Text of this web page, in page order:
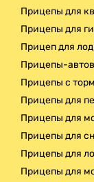
Прицепы для
Прицепы для
Прицеп для
Прицепы-
Прицепы с
Прицепы для
Прицепы для
Прицепы для
Прицепы для
Прицепы для